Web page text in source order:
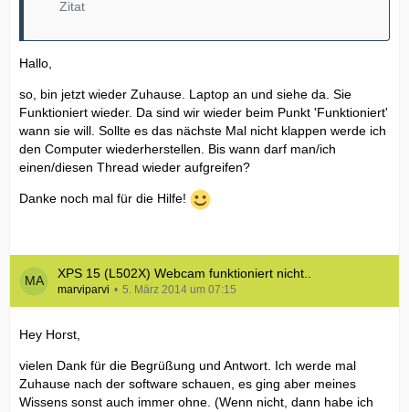
Zitat
Hallo,
so, bin jetzt wieder Zuhause. Laptop an und siehe da. Sie
Funktioniert wieder. Da sind wir wieder beim Punkt 'Funktioniert'
wann sie will. Sollte es das nächste Mal nicht klappen werde ich
den Computer wiederherstellen. Bis wann darf man/ich
einen/diesen Thread wieder aufgreifen?
Danke noch mal für die Hilfe!
XPS 15 (L502X) Webcam funktioniert nicht..
marviparvi 5. März 2014 um 07:15
Hey Horst,
vielen Dank für die Begrüßung und Antwort. Ich werde mal
Zuhause nach der software schauen, es ging aber meines
Wissens sonst auch immer ohne. (Wenn nicht, dann habe ich